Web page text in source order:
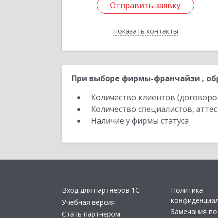
Отправить заявку
Показать контакты
Отправить заявку
Назад
При выборе фирмы-франчайзи ,
Количество клиентов
Количество специалистов,
Наличие у фирмы статуса
Вход для партнеров 1С
Учебная версия
Стать партнером
Политика
Замечания по